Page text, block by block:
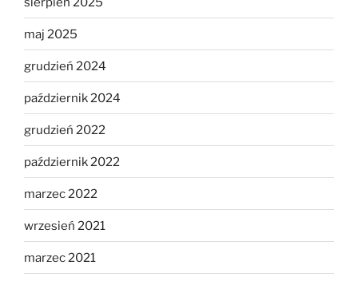
maj 2025
grudzień 2024
październik 2024
grudzień 2022
październik 2022
marzec 2022
wrzesień 2021
marzec 2021